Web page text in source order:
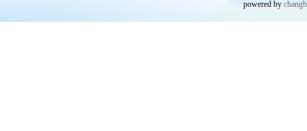
powered by